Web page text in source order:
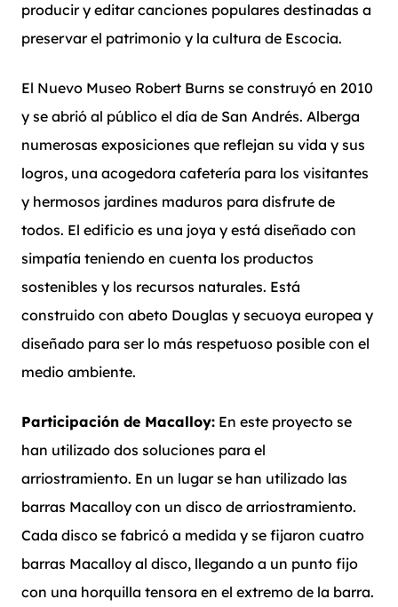
producir y editar canciones populares destinadas a
preservar el patrimonio y la cultura de Escocia.
El Nuevo Museo Robert Burns se construyó en 2010
y se abrió al público el día de San Andrés. Alberga
numerosas exposiciones que reflejan su vida y sus
logros, una acogedora cafetería para los visitantes
y hermosos jardines maduros para disfrute de
todos. El edificio es una joya y está diseñado con
simpatía teniendo en cuenta los productos
sostenibles y los recursos naturales. Está
construido con abeto Douglas y secuoya europea y
diseñado para ser lo más respetuoso posible con el
medio ambiente.
Participación de Macalloy: En este proyecto se
han utilizado dos soluciones para el
arriostramiento. En un lugar se han utilizado las
barras Macalloy con un disco de arriostramiento.
Cada disco se fabricó a medida y se fijaron cuatro
barras Macalloy al disco, llegando a un punto fijo
con una horquilla tensora en el extremo de la barra.